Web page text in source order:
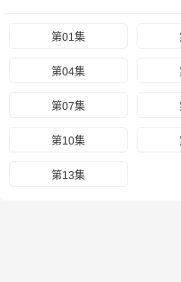
第01集
第04集
第07集
第10集
第13集